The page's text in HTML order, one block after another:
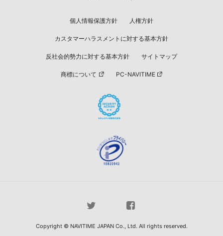
個人情報保護方針 人権方針
カスタマーハラスメントに対する基本方針
反社会的勢力に対する基本方針 サイトマップ
商標について PC-NAVITIME
Copyright © NAVITIME JAPAN Co., Ltd. All rights reserved.